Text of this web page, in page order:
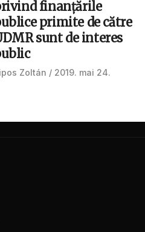
finanţările
primite de către
sunt de interes
Zoltán 2019. mai 24.